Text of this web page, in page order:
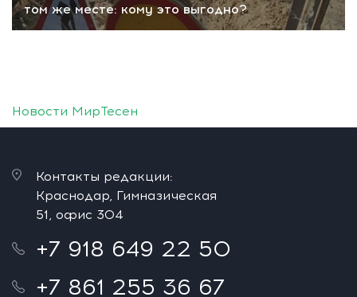
том же месте: кому это выгодно?
Новости МирТесен
Контакты редакции:
Краснодар, Гимназическая
51, офис 304
+7 918 649 22 50
+7 861 255 36 67